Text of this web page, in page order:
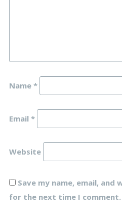
Name *
Email *
Website
Save my name, email,
for the next time I comment.